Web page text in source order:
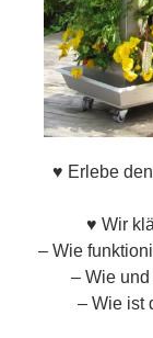
♥ Erlebe
♥ Wir
– Wie
– Wie
– Wie ist